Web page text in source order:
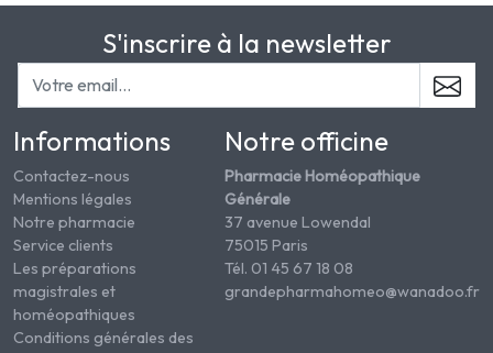
S'inscrire à la newsletter
Informations
Contactez-nous
Mentions légales
Notre pharmacie
Service clients
Les préparations
magistrales et
homéopathiques
Conditions générales des
Notre officine
Pharmacie Homéopathique
Générale
37 avenue Lowendal
75015 Paris
Tél. 01 45 67 18 08
grandepharmahomeo@wanadoo.fr